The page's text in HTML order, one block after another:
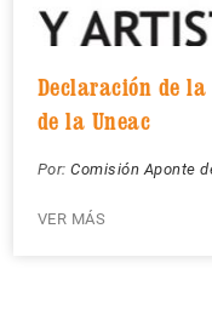
Declaración de la
de la Uneac
Por: Comisión Aponte
VER MÁS